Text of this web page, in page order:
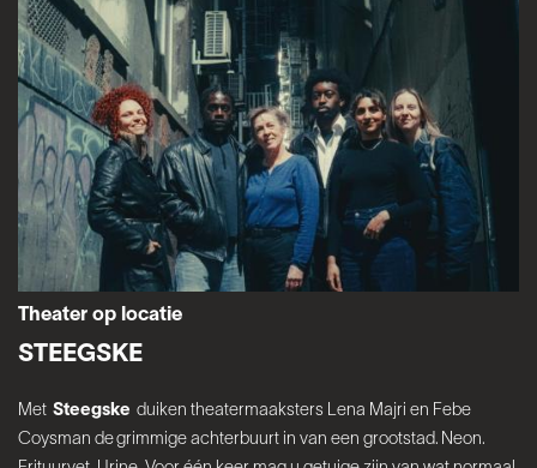
Theater op locatie
STEEGSKE
Met Steegske duiken theatermaaksters Lena Majri en Febe
Coysman de grimmige achterbuurt in van een grootstad. Neon.